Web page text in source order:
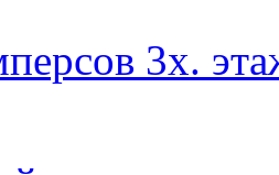
3х.